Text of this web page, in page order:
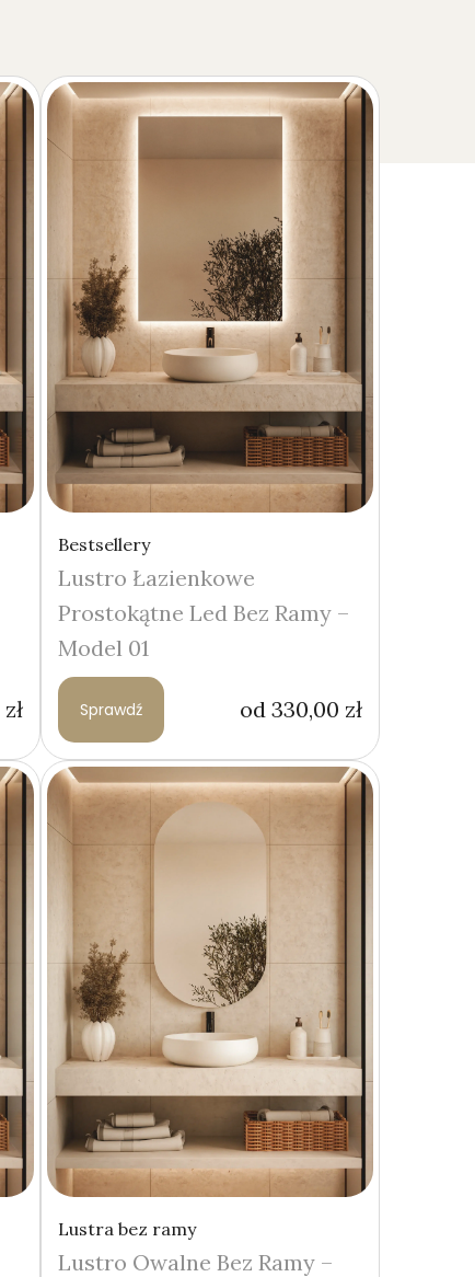
zł
Bestsellery
Lustro Łazienkowe
Prostokątne Led Bez Ramy –
Model 01
Sprawdź od 330,00 zł
Lustra bez ramy
Lustro Owalne Bez Ramy –